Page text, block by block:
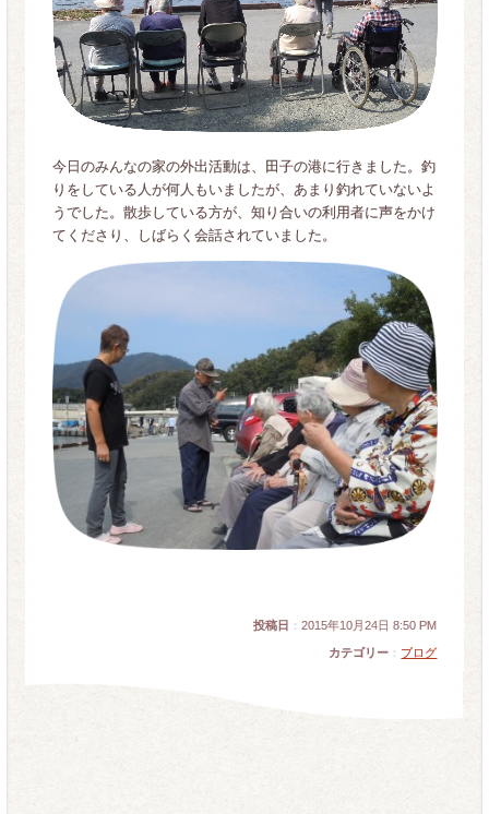
今日のみんなの家の外出活動は、田子の港に行きました。釣
りをしている人が何人もいましたが、あまり釣れていないよ
うでした。散歩している方が、知り合いの利用者に声をかけ
てくださり、しばらく会話されていました。
投稿日 ：2015年10月24日 8:50 PM
カテゴリー ： ブログ